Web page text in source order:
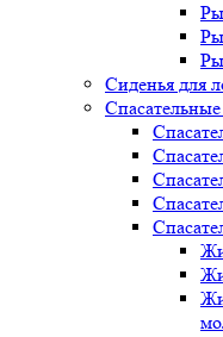
Сиденья для